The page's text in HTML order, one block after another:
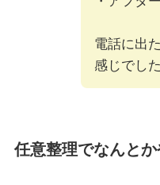
電話に出
感じでした
任意整理でなんと